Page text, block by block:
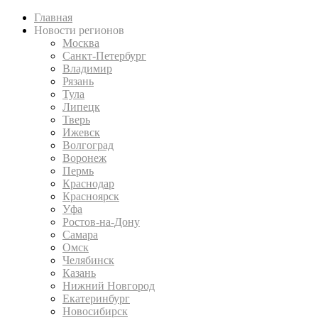
Главная
Новости регионов
Москва
Санкт-Петербург
Владимир
Рязань
Тула
Липецк
Тверь
Ижевск
Волгоград
Воронеж
Пермь
Краснодар
Красноярск
Уфа
Ростов-на-Дону
Самара
Омск
Челябинск
Казань
Нижний Новгород
Екатеринбург
Новосибирск